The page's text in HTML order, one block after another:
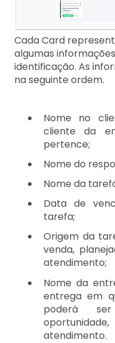
Cada Card
algumas
identificação. As
na seguinte ordem.
Nome no
cliente da
pertence;
Nome do
Nome da
Data de
tarefa;
Origem da
venda,
atendimento;
Nome da
entrega em
poderá
atendimento.